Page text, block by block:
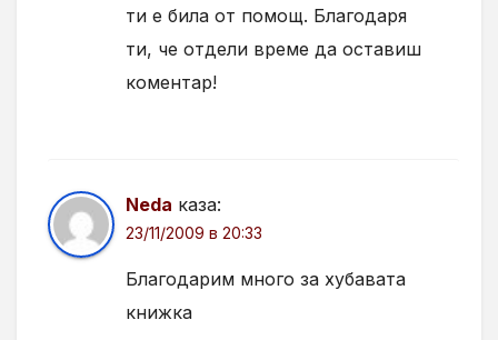
ти е била от помощ. Благодаря
ти, че отдели време да оставиш
коментар!
Neda каза:
23/11/2009 в 20:33
Благодарим много за хубавата
книжка